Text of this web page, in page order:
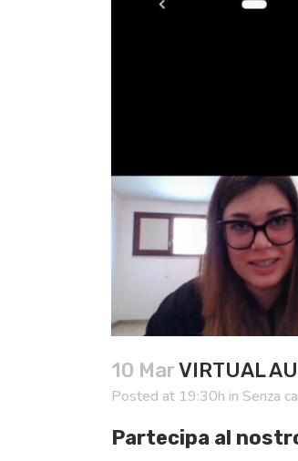
10 MarVIRTUAL
Posted at 19:30h in Senza
Partecipa al nostro